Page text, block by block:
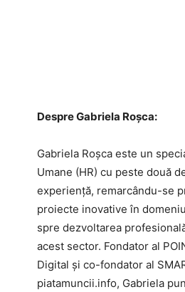
Despre Gabriela Roșca:
Gabriela Roșca este un
Umane (HR) cu peste două
experiență, remarcându-se
proiecte inovative în
spre dezvoltarea
acest sector. Fondator al
Digital și co-fondator al
piatamuncii.info, Gabriela